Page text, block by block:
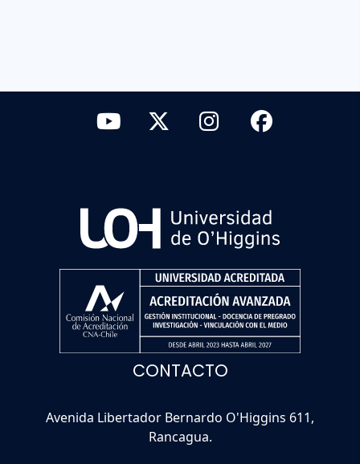
CONTACTO
Avenida Libertador Bernardo O'Higgins 611,
Rancagua.